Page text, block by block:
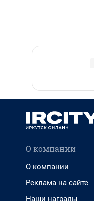
О компании
О компании
Реклама на сайте
Наши награды